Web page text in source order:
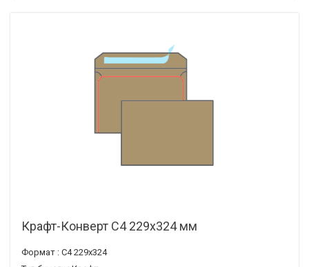
Крафт-Конверт С4 229x324 мм
Формат : С4 229х324